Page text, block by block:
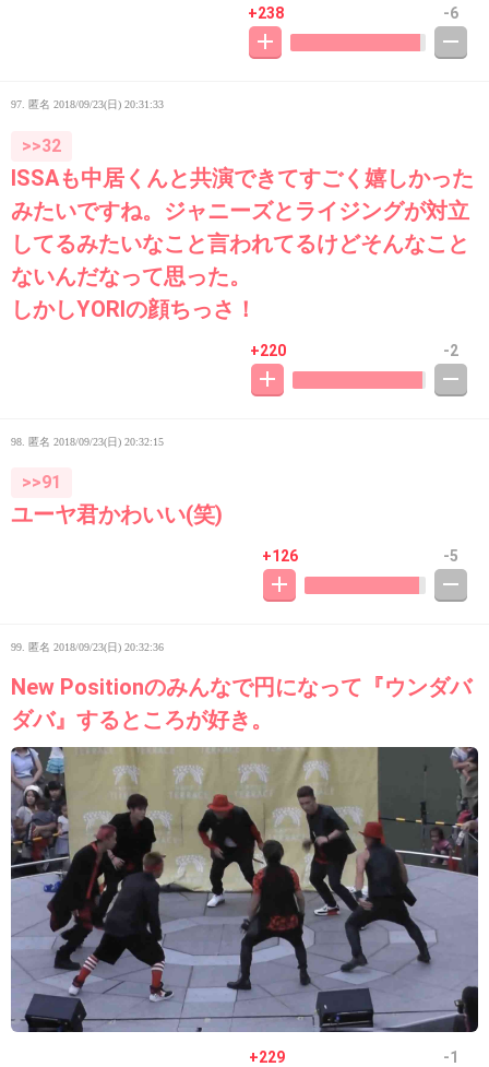
+238 -6
97. 匿名 2018/09/23(日) 20:31:33
>>32
ISSAも中居くんと共演できてすごく嬉しかった
みたいですね。ジャニーズとライジングが対立
してるみたいなこと言われてるけどそんなこと
ないんだなって思った。
しかしYORIの顔ちっさ！
+220 -2
98. 匿名 2018/09/23(日) 20:32:15
>>91
ユーヤ君かわいい(笑)
+126 -5
99. 匿名 2018/09/23(日) 20:32:36
New Positionのみんなで円になって『ウンダバ
ダバ』するところが好き。
+229 -1